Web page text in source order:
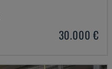
30.000 €